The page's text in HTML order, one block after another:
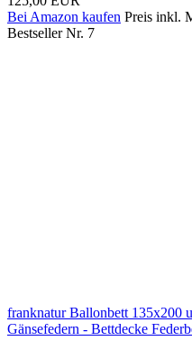
Bei Amazon kaufen Preis inkl.
Bestseller Nr. 7
franknatur Ballonbett 135x200
Gänsefedern - Bettdecke